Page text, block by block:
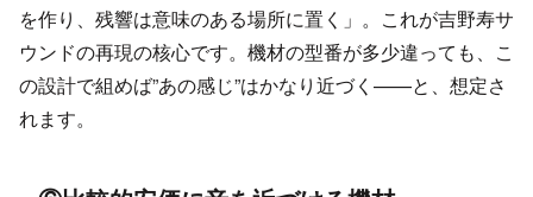
を作り、残響は意味のある場所に置く」。これが吉野寿サ
ウンドの再現の核心です。機材の型番が多少違っても、こ
の設計で組めば”あの感じ”はかなり近づく——と、想定さ
れます。